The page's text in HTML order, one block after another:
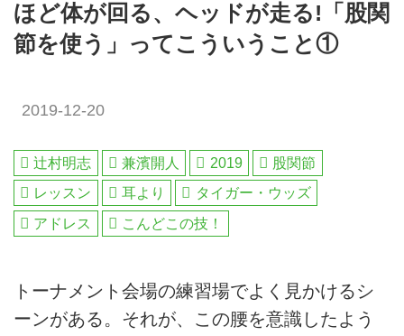
ほど体が回る、ヘッドが走る!「股関
節を使う」ってこういうこと①
2019-12-20
辻村明志 兼濱開人 2019
股関節
レッスン
耳より
タイガー・ウッズ
アドレス
こんどこの技！
トーナメント会場の練習場でよく見かけるシ
ーンがある。それが、この腰を意識したよう